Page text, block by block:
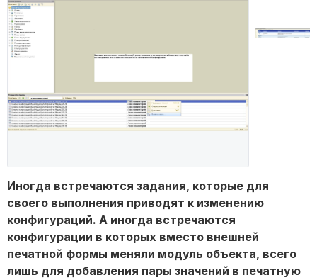
Иногда встречаются задания, которые для
своего выполнения приводят к изменению
конфигураций. А иногда встречаются
конфигурации в которых вместо внешней
печатной формы меняли модуль объекта, всего
лишь для добавления пары значений в печатную